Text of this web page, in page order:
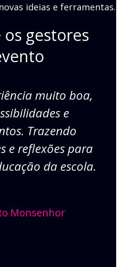
ideias e ferramentas.
gestores
muito boa,
e
Trazendo
e reflexões para
da escola.
Monsenhor